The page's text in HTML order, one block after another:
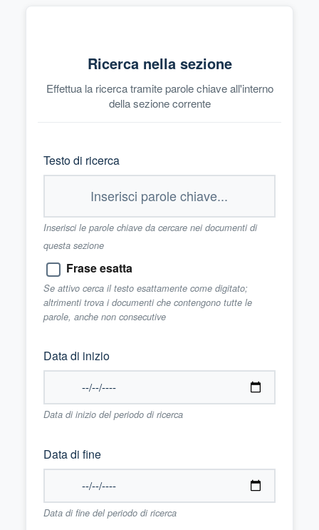
Ricerca nella sezione
Effettua la ricerca tramite parole chiave all'interno
della sezione corrente
Testo di ricerca
Inserisci le parole chiave da cercare nei documenti di
questa sezione
Frase esatta
Se attivo cerca il testo esattamente come digitato;
altrimenti trova i documenti che contengono tutte le
parole, anche non consecutive
Data di inizio
Data di inizio del periodo di ricerca
Data di fine
Data di fine del periodo di ricerca